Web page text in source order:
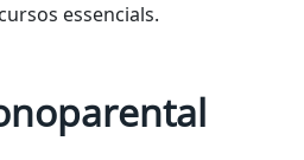
essencials.